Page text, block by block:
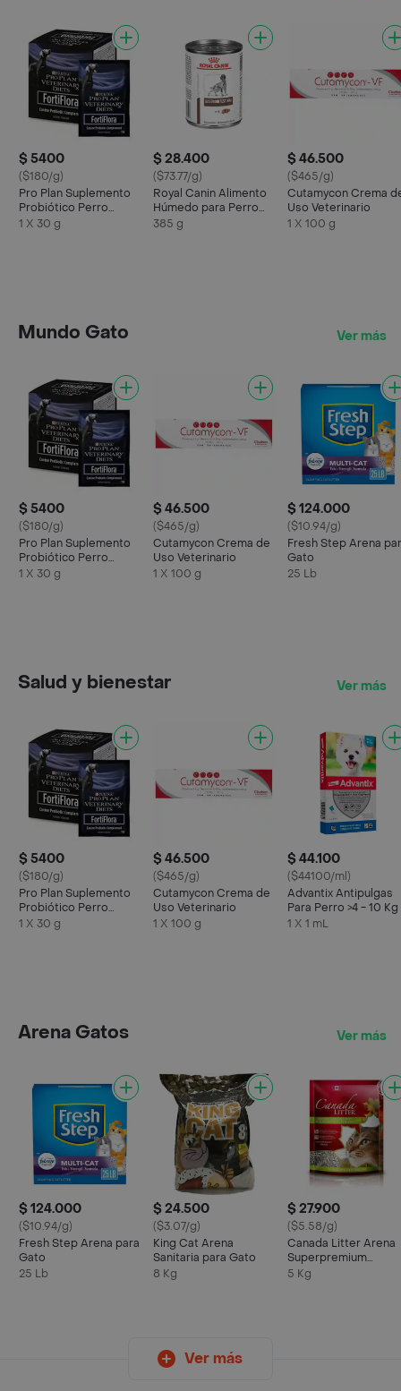
$ 5400
($180/g)
Pro Plan Suplemento
Probiótico Perro
Fortiflora Sobre
1 X 30 g
$ 28.400
($73.77/g)
Royal Canin Alimento
Húmedo para Perro
Gastrointestinal
385 g
$ 46.500
($465/g)
Cutamycon Crema
Uso Veterinario
1 X 100 g
Mundo Gato Ver más
$ 5400
($180/g)
Pro Plan Suplemento
Probiótico Perro
Fortiflora Sobre
1 X 30 g
$ 46.500
($465/g)
Cutamycon Crema de
Uso Veterinario
1 X 100 g
$ 124.000
($10.94/g)
Fresh Step Arena
Gato
25 Lb
Salud y bienestar Ver más
$ 5400
($180/g)
Pro Plan Suplemento
Probiótico Perro
Fortiflora Sobre
1 X 30 g
$ 46.500
($465/g)
Cutamycon Crema de
Uso Veterinario
1 X 100 g
$ 44.100
($44100/ml)
Advantix Antipulgas
Para Perro >4 - 10 Kg
Pipeta
1 X 1 mL
Arena Gatos Ver más
$ 124.000
($10.94/g)
Fresh Step Arena para
Gato
25 Lb
$ 24.500
($3.07/g)
King Cat Arena
Sanitaria para Gato
8 Kg
$ 27.900
($5.58/g)
Canada Litter Arena
Superpremium
Aglomerante
5 Kg
Ver más